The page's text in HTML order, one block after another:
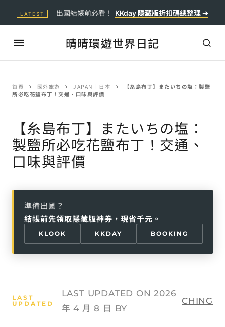
LATEST 出國結帳前必看！ KKday 隱藏版折扣碼總整理 ➔
晴晴環遊世界日記
首頁 國外旅遊 JAPAN｜日本
【糸島布丁】またいちの塩：製鹽
所必吃花鹽布丁！交通、口味與評價
【糸島布丁】またいちの塩：
製鹽所必吃花鹽布丁！交通、
口味與評價
準備出國？
結帳前先領取隱藏版神券，現省千元。
KLOOK KKDAY BOOKING
LAST UPDATED ON 2026
年 4 月 8 日 BY
CHING